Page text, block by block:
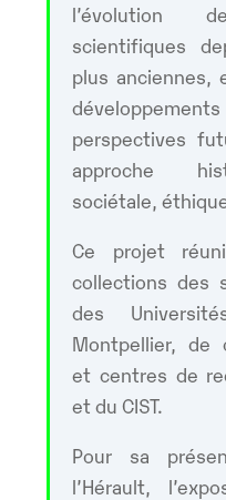
l’évolution
scientifiques
plus anciennes,
perspectives
approche
sociétale,
Ce projet
collections des
des
Montpellier, de
et centres de
et du CIST.
Pour sa
l’Hérault,